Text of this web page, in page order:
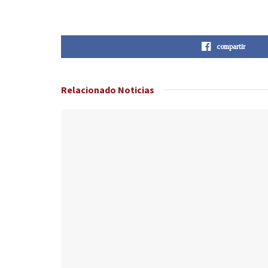
compartir
Relacionado Noticias